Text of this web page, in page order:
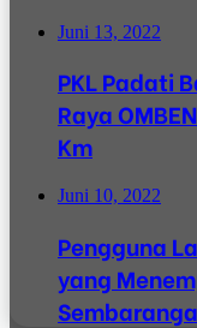
Juni 13, 2022
PKL Padati
Raya
Km
Juni 10, 2022
Pengguna
yang